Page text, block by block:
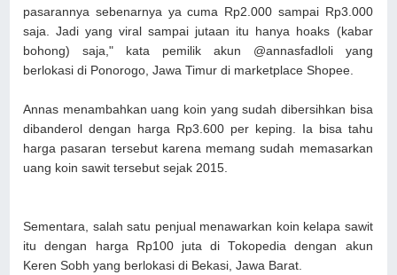
pasarannya sebenarnya ya cuma Rp2.000 sampai Rp3.000
saja. Jadi yang viral sampai jutaan itu hanya hoaks (kabar
bohong) saja," kata pemilik akun @annasfadloli yang
berlokasi di Ponorogo, Jawa Timur di marketplace Shopee.
Annas menambahkan uang koin yang sudah dibersihkan bisa
dibanderol dengan harga Rp3.600 per keping. Ia bisa tahu
harga pasaran tersebut karena memang sudah memasarkan
uang koin sawit tersebut sejak 2015.
Sementara, salah satu penjual menawarkan koin kelapa sawit
itu dengan harga Rp100 juta di Tokopedia dengan akun
Keren Sobh yang berlokasi di Bekasi, Jawa Barat.